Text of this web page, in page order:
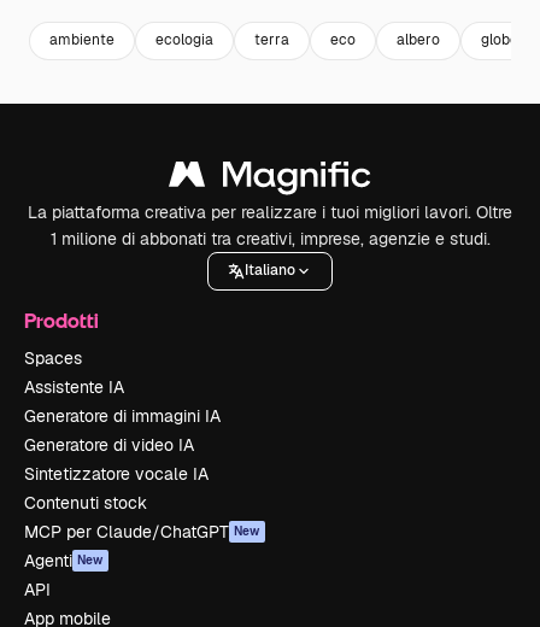
ambiente ecologia terra eco albero globo
La piattaforma creativa per realizzare i tuoi migliori lavori. Oltre
1 milione di abbonati tra creativi, imprese, agenzie e studi.
Italiano
Prodotti
Spaces
Assistente IA
Generatore di immagini IA
Generatore di video IA
Sintetizzatore vocale IA
Contenuti stock
MCP per Claude/ChatGPT New
Agenti New
API
App mobile